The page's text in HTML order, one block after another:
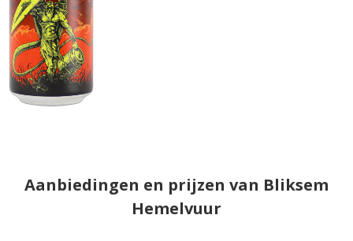
Aanbiedingen en prijzen van Bliksem
Hemelvuur